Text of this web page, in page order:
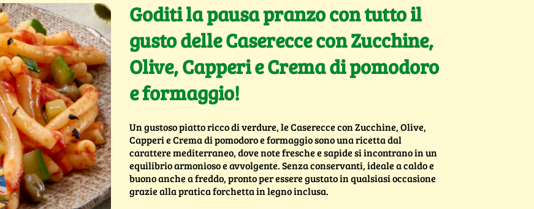
Goditi la pausa pranzo con tutto il
gusto delle Caserecce con Zucchine,
Olive, Capperi e Crema di pomodoro
e formaggio!
Un gustoso piatto ricco di verdure, le Caserecce con Zucchine, Olive,
Capperi e Crema di pomodoro e formaggio sono una ricetta dal
carattere mediterraneo, dove note fresche e sapide si incontrano in un
equilibrio armonioso e avvolgente. Senza conservanti, ideale a caldo e
buono anche a freddo, pronto per essere gustato in qualsiasi occasione
grazie alla pratica forchetta in legno inclusa.